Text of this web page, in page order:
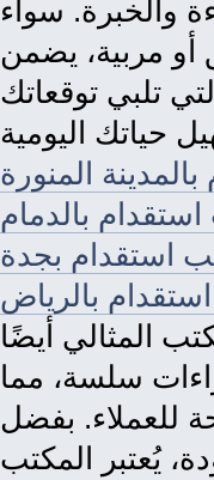
والخبرة. سواء
مربية، يضمن
تلبي توقعاتك
المنورة
بالدمام
استقدام بجدة
بالرياض
المثالي أيضًا
سلسة، مما
للعملاء. بفضل
يُعتبر المكتب